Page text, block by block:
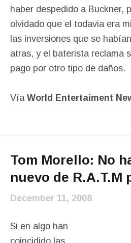
haber despedido a Buckner,
olvidado que el todavia era
las inversiones que se
atras, y el baterista reclama
pago por otro tipo de daños.
Vía World Entertaiment
Tom Morello: No
nuevo de R.A.T.M
December 11, 2008
Si en algo han
coincidido las